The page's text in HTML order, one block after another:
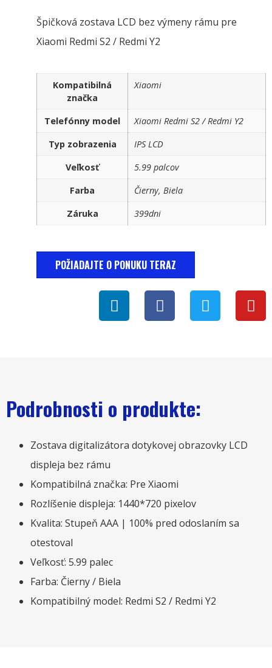
Špičková zostava LCD bez výmeny rámu pre
Xiaomi Redmi S2 / Redmi Y2
Kompatibilná
značka
Xiaomi
Telefónny model
Xiaomi Redmi S2 / Redmi Y2
Typ zobrazenia
IPS LCD
Veľkosť
5.99 palcov
Farba
Čierny, Biela
Záruka
399dni
POŽIADAJTE O PONUKU TERAZ
Podrobnosti o produkte:
Zostava digitalizátora dotykovej obrazovky LCD
displeja bez rámu
Kompatibilná značka: Pre Xiaomi
Rozlíšenie displeja: 1440*720 pixelov
Kvalita: Stupeň AAA | 100% pred odoslaním sa
otestoval
Veľkosť: 5.99 palec
Farba: Čierny / Biela
Kompatibilný model: Redmi S2 / Redmi Y2